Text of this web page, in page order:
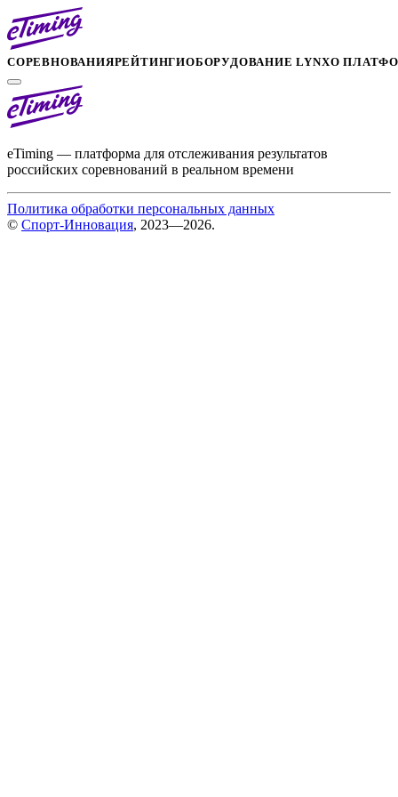
СОРЕВНОВАНИЯРЕЙТИНГИОБОРУДОВАНИЕ LYNXО
eTiming — платформа для отслеживания результатов
российских соревнований в реальном времени
Политика обработки персональных данных
© Спорт-Инновация, 2023—2026.